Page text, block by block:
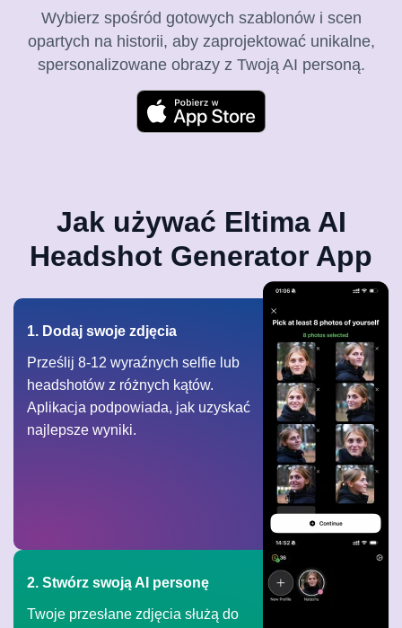
Wybierz spośród gotowych szablonów i scen
opartych na historii, aby zaprojektować unikalne,
spersonalizowane obrazy z Twoją AI personą.
Jak używać Eltima AI
Headshot Generator App
1. Dodaj swoje zdjęcia
Prześlij 8-12 wyraźnych selfie lub
headshotów z różnych kątów.
Aplikacja podpowiada, jak uzyskać
najlepsze wyniki.
2. Stwórz swoją AI personę
Twoje przesłane zdjęcia służą do